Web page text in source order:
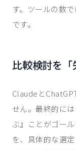
す。ツールの数
です。
比較検討を「
Claudeと
せん。最終的に
ぶ』ことがゴー
を、具体的な選